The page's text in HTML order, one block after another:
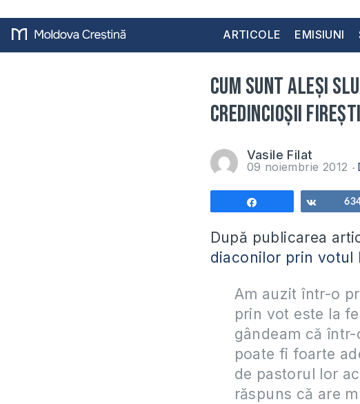
ARTICOLE EMISIUNI
Cum sunt aleși
credincioșii
Vasile Filat
09 noiembrie 2012
Share
După publicarea
diaconilor prin votul
Am auzit într-o
prin vot este la
gândeam că
poate fi foarte
de pastorul lor
răspuns că are